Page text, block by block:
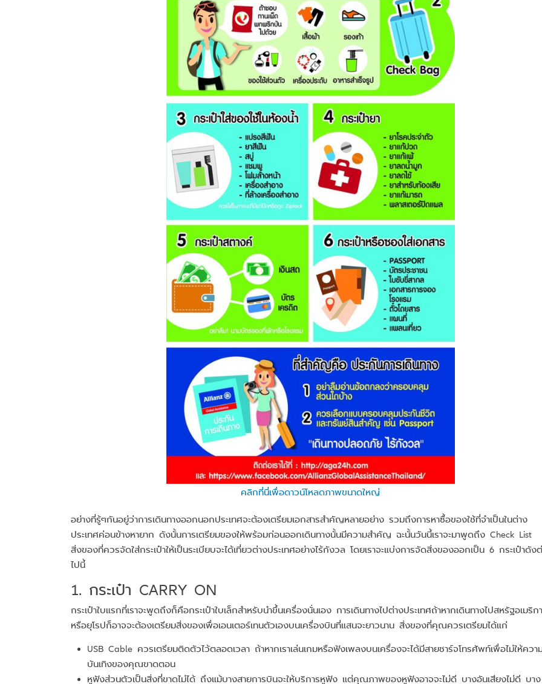
คลิกที่นี่เพื่อดาวน์โหลดภาพขนาดใหญ่
อย่างที่รู้ๆกันอยู่ว่าการเดินทางออกนอกประเทศจะต้องเตรียมเอกสารสำคัญหลายอย่าง รวมถึงการหาซื้อของใช้ที่จำเป็นในต่าง
ประเทศค่อนข้างหายาก ดังนั้นการเตรียมของให้พร้อมก่อนออกเดินทางนั้นมีความสำคัญ ฉะนั้นวันนี้เราจะมาพูดถึง Check List
สิ่งของที่ควรจัดใส่กระเป๋าให้เป็นระเบียบจะได้เที่ยวต่างประเทศอย่างไร้กังวล โดยเราจะแบ่งการจัดสิ่งของออกเป็น 6 กระเป๋าดัง
ไปนี้
1. กระเป๋า CARRY ON
กระเป๋าใบแรกที่เราจะพูดถึงก็คือกระเป๋าใบเล็กสำหรับนำขึ้นเครื่องนั่นเอง การเดินทางไปต่างประเทศถ้าหากเดินทางไปสหรัฐอเมริกา
หรือยุโรปก็อาจจะต้องเตรียมสิ่งของเพื่อเอนเตอร์เทนตัวเองบนเครื่องบินที่แสนจะยาวนาน สิ่งของที่คุณควรเตรียมได้แก่
USB Cable ควรเตรียมติดตัวไว้ตลอดเวลา ถ้าหากเราเล่นเกมหรือฟังเพลงบนเครื่องจะได้มีสายชาร์จโทรศัพท์เพื่อไม่ให้ควา
บันเทิงของคุณขาดตอน
หูฟังส่วนตัวเป็นสิ่งที่ขาดไม่ได้ ถึงแม้บางสายการบินจะให้บริการหูฟัง แต่คุณภาพของหูฟังอาจจะไม่ดี บางอันเสียงไม่ดี บาง